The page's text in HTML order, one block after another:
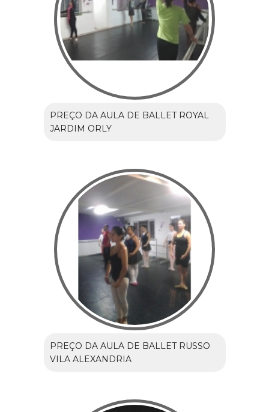
PREÇO DA AULA DE BALLET ROYAL
JARDIM ORLY
PREÇO DA AULA DE BALLET RUSSO
VILA ALEXANDRIA